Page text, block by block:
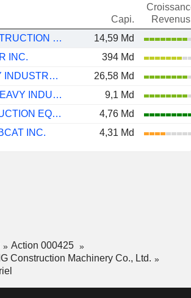
Capi.
Revenus
XCMG CONSTRUCTION MACHINERY CO., LTD.
14,59 Md
INC.
394 Md
SANY HEAVY INDUSTRY CO.,LTD
26,58 Md
ZOOMLION HEAVY INDUSTRY SCIENCE AND TECHNOLOGY CO., LTD.
9,1 Md
HD CONSTRUCTION EQUIPMENT CO., LTD.
4,76 Md
INC.
4,31 Md
Action 000425
Construction Machinery Co., Ltd.